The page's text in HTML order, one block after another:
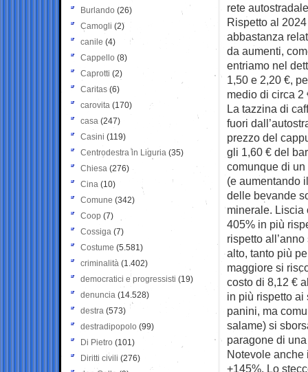
rete
Rispetto al
abbastanza
da aumenti,
entriamo nel
1,50 e 2,20 €,
medio di circa 2
La tazzina di
fuori
prezzo del
gli 1,60 € del
comunque di
(e aumentando
delle bevande
minerale. Liscia
405% in più
rispetto
alto, tanto più
maggiore si
costo di 8,12 €
in più rispetto ai
panini, ma
salame) si
paragone di
Notevole anche
+145%. Lo
Burlando (26)
Camogli (2)
canile (4)
Cappello (8)
Caprotti (2)
Caritas (6)
carovita (170)
casa (247)
Casini (119)
Centrodestra in Liguria (35)
Chiesa (276)
Cina (10)
Comune (342)
Coop (7)
Cossiga (7)
Costume (5.581)
criminalità (1.402)
democratici e progressisti (19)
denuncia (14.528)
destra (573)
destradipopolo (99)
Di Pietro (101)
Diritti civili (276)